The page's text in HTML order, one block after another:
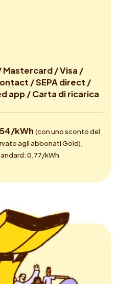
Mastercard / Visa /
/ SEPA direct /
app / Carta di ricarica
kWh (con uno sconto del
agli abbonati Gold),
0,77/kWh